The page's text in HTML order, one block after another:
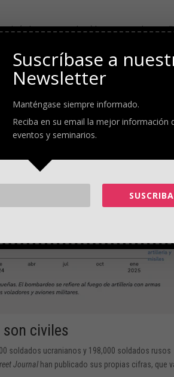
(«choques armados») han aumentado a
avances territoriales en el sureste.
civiles
soldados ucranianos y 198,000 soldados rusos
Journal han publicado sus propias cifras, que
Suscríbase a
Newsletter
Manténgase siempre informado.
Reciba en su email la mejor información
eventos y seminarios.